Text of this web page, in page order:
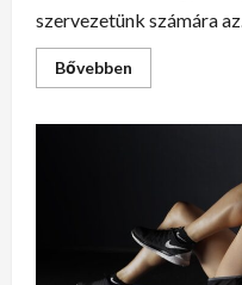
szervezetünk számára az...
Bővebben